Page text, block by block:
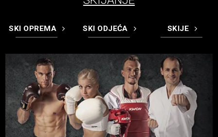
SKI OPREMA SKI ODJEĆA SKIJE